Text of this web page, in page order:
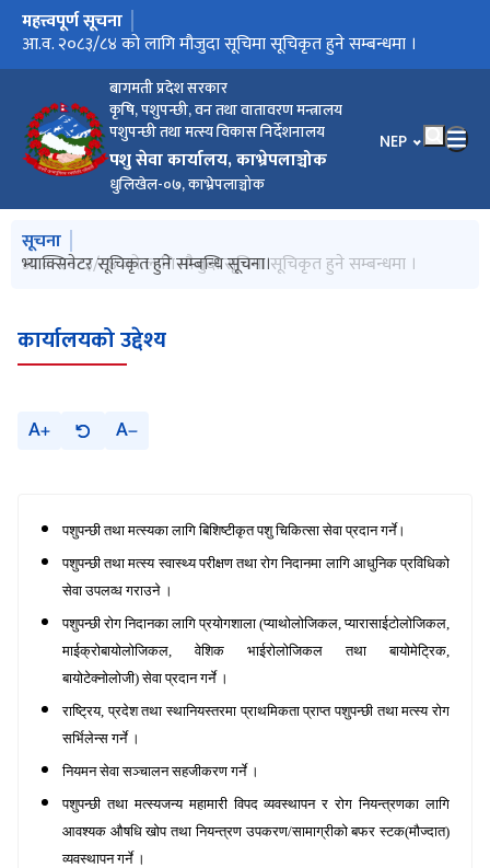
बागमती प्रदेश सरकार
कृषि, पशुपन्छी, वन तथा वातावरण मन्त्रालय
पशुपन्छी तथा मत्स्य विकास निर्देशनालय
पशु सेवा कार्यालय, काभ्रेपलाञ्चोक
धुलिखेल-०७, काभ्रेपलाञ्चोक
भाषा चयन गर्नुहोस्
NEP
मुख्य नेभिगेसनमा जानुहोस्
महत्त्वपूर्ण सूचना
भ्याक्सिनेटर सूचिकृत हुने सम्बन्धि सूचना।
आ.व. २०८३/८४ को लागि मौजुदा सूचिमा सूचिकृत हुने सम्बन्धमा ।
लो प्याथोजेनिक एभियन इन्फ्लुन्जा संक्रमण रोकथाम सम्बन्धी सूचना ।
मुख्य नेभिगेसनमा जानुहोस्
सूचना
आ.व. २०८३/८४ को लागि मौजुदा सूचिमा सूचिकृत हुने सम्बन्धमा ।
भ्याक्सिनेटर सूचिकृत हुने सम्बन्धि सूचना।
कार्यालयको उद्देश्य
A A
पशुपन्छीतथा मत्स्यका लागि बिशिष्टीकृत पशु चिकित्सा सेवा प्रदान गर्ने।
पशुपन्छीतथा मत्स्य स्वास्थ्यपरीक्षणतथा रोग निदानमा लागि आधुनिक प्रविधिको
सेवा उपलव्ध गराउने ।
पशुपन्छीरोग निदानका लागि प्रयोगशाला (प्याथोलोजिकल, प्यारासाईटोलोजिकल,
माईक्रोबायोलोजिकल, वेशिक भाईरोलोजिकल तथा बायोमेट्रिक,
बायोटेक्नोलोजी)सेवा प्रदान गर्ने ।
राष्ट्रिय,प्रदेश तथा स्थानियस्तरमा प्राथमिकता प्राप्तपशुपन्छी तथा मत्स्य रोग
सर्भिलेन्स गर्ने ।
नियमन सेवासञ्चालनसहजीकरण गर्ने ।
पशुपन्छी तथा मत्स्यजन्य महामारी विपद व्यवस्थापन र रोग नियन्त्रणका लागि
आवश्यक औषधि खोप तथा नियन्त्रण उपकरण/सामाग्रीको बफर स्टक(मौज्दात)
व्यवस्थापन गर्ने ।